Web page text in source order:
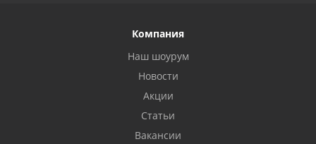
Компания
Наш шоурум
Новости
Акции
Статьи
Вакансии